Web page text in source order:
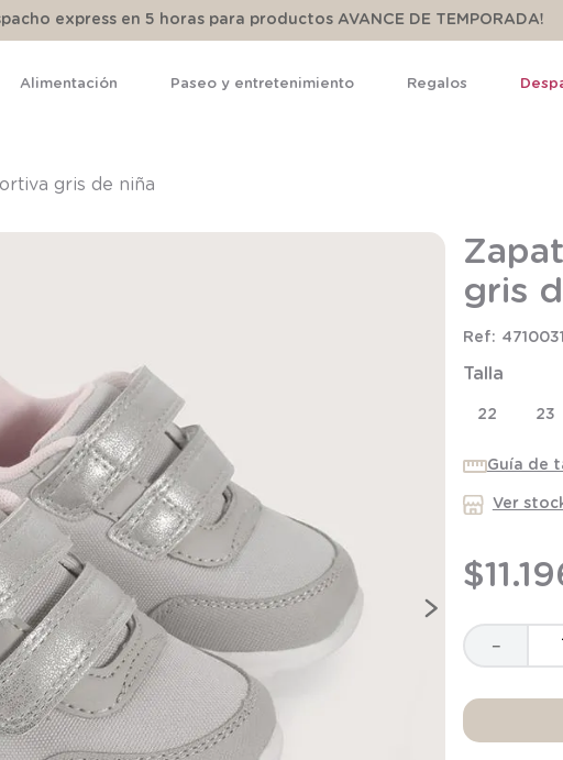
express en 5 horas para productos AVANCE DE TEMPORADA!
Alimentación Paseo y entretenimiento Regalos
gris de niña
gris
Talla
22 23
Guía de
Ver
$11.
－
9 .
saco dormir
10. poleron